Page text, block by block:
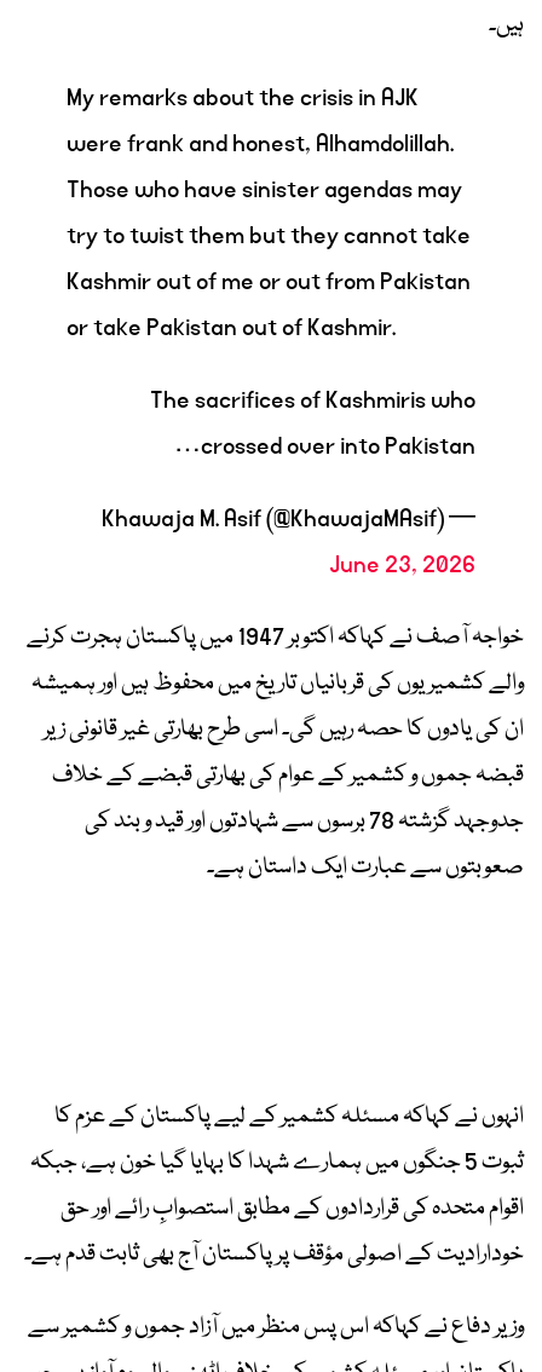
ہیں۔
My remarks about the crisis in AJK
were frank and honest, Alhamdolillah.
Those who have sinister agendas may
try to twist them but they cannot take
Kashmir out of me or out from Pakistan
or take Pakistan out of Kashmir.
The sacrifices of Kashmiris who
crossed over into Pakistan…
— Khawaja M. Asif (@KhawajaMAsif)
June 23, 2026
خواجہ آصف نے کہاکہ اکتوبر 1947 میں پاکستان ہجرت کرنے
والے کشمیریوں کی قربانیاں تاریخ میں محفوظ ہیں اور ہمیشہ
ان کی یادوں کا حصہ رہیں گی۔ اسی طرح بھارتی غیر قانونی زیر
قبضہ جموں و کشمیر کے عوام کی بھارتی قبضے کے خلاف
جدوجہد گزشتہ 78 برسوں سے شہادتوں اور قید و بند کی
صعوبتوں سے عبارت ایک داستان ہے۔
انہوں نے کہاکہ مسئلہ کشمیر کے لیے پاکستان کے عزم کا
ثبوت 5 جنگوں میں ہمارے شہدا کا بہایا گیا خون ہے، جبکہ
اقوام متحدہ کی قراردادوں کے مطابق استصوابِ رائے اور حق
خودارادیت کے اصولی مؤقف پر پاکستان آج بھی ثابت قدم ہے۔
وزیر دفاع نے کہاکہ اس پس منظر میں آزاد جموں و کشمیر سے